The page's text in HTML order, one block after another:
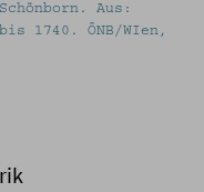
fischka/